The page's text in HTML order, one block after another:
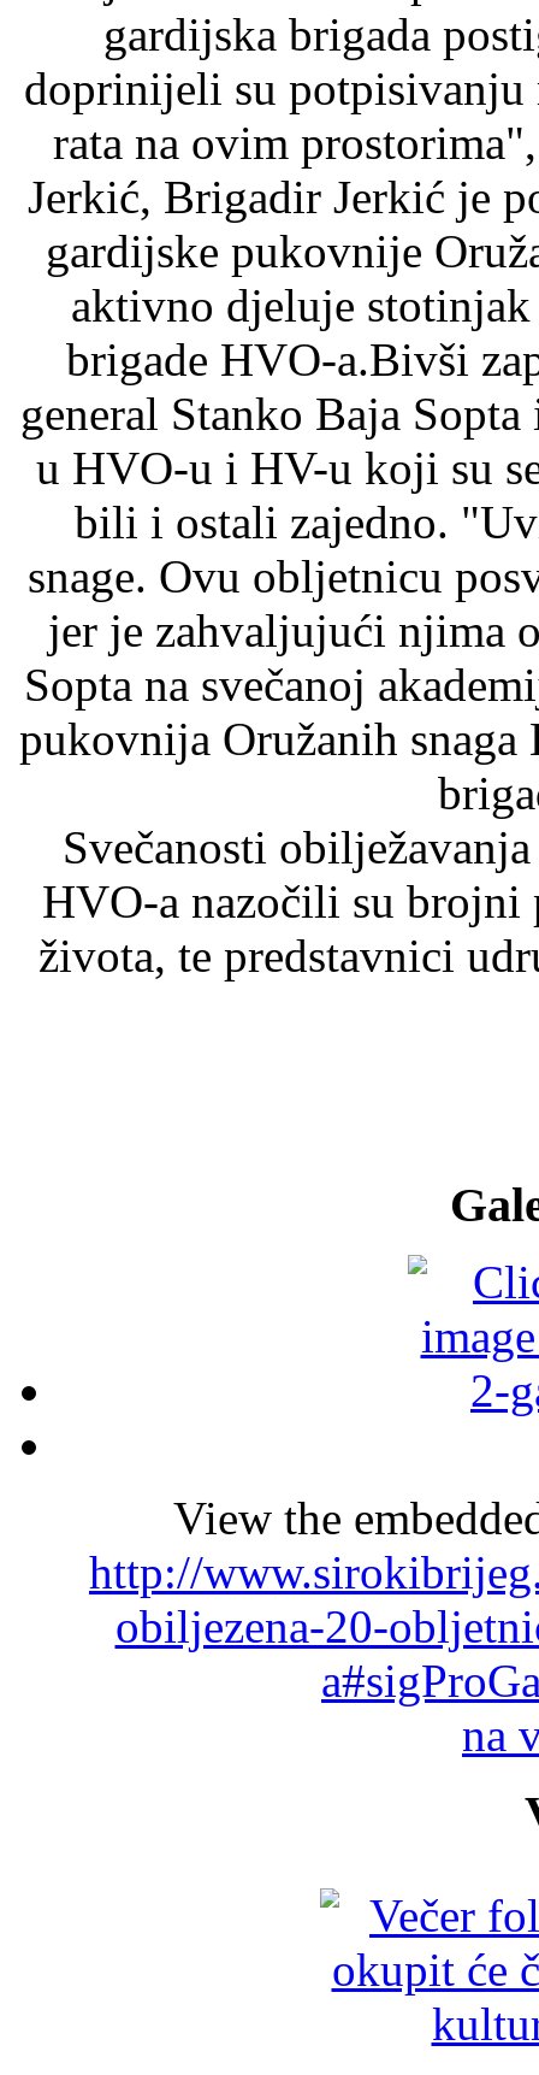
gardijska brigada
doprinijeli su potpisivanju
rata na ovim
Jerkić, Brigadir Jerkić je
gardijske pukovnije
aktivno djeluje
brigade HVO-a.Bivši
general Stanko Baja
u HVO-u i HV-u koji su
bili i ostali zajedno.
snage. Ovu obljetnicu
jer je zahvaljujući njima
Sopta na svečanoj
pukovnija Oružanih
Svečanosti
HVO-a nazočili su
života, te predstavnici
View the
http://
obiljezena-20-
na